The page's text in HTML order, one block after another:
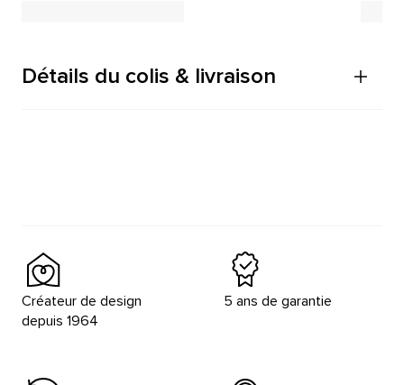
Détails du colis & livraison
Créateur de design
depuis 1964
5 ans de garantie